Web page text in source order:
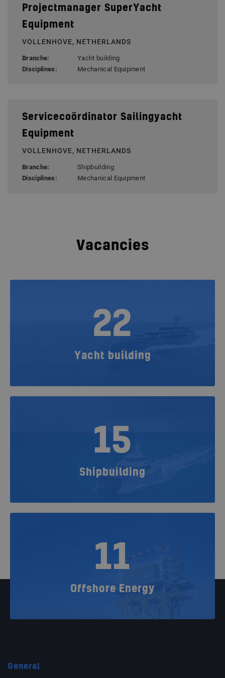
Projectmanager SuperYacht
Equipment
VOLLENHOVE, NETHERLANDS
Branche:
Yacht building
Disciplines:
Mechanical Equipment
Servicecoördinator Sailingyacht
Equipment
VOLLENHOVE, NETHERLANDS
Branche:
Shipbuilding
Disciplines:
Mechanical Equipment
Vacancies
22
Yacht building
15
Shipbuilding
11
Offshore Energy
General